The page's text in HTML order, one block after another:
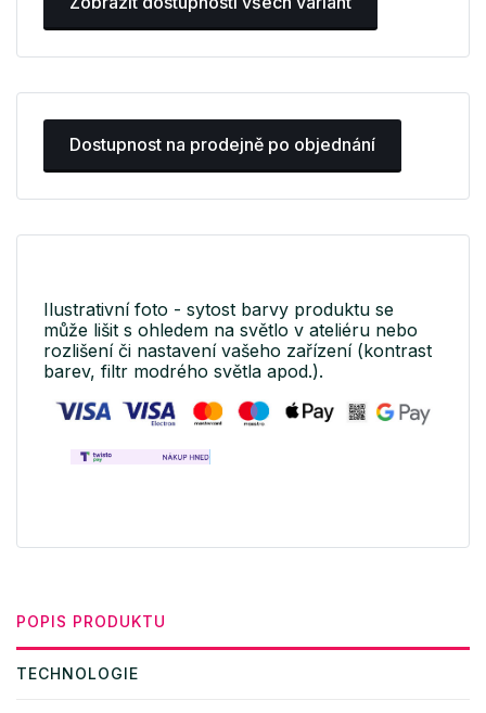
Dostupnost na prodejně po objednání
Ilustrativní foto - sytost barvy produktu se
může lišit s ohledem na světlo v ateliéru nebo
rozlišení či nastavení vašeho zařízení (kontrast
barev, filtr modrého světla apod.).
POPIS PRODUKTU
TECHNOLOGIE